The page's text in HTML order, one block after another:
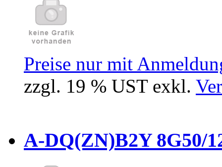
Preise nur mit
zzgl. 19 % UST exkl.
A-DQ(ZN)B2Y 8G50/